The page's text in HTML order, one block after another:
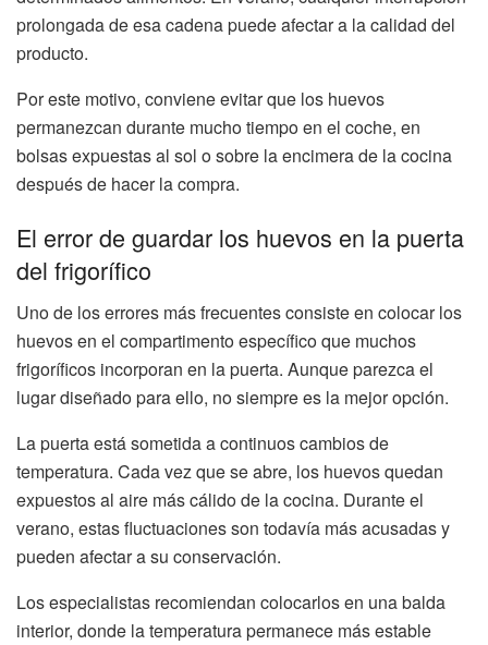
prolongada de esa cadena puede afectar a la calidad del
producto.
Por este motivo, conviene evitar que los huevos
permanezcan durante mucho tiempo en el coche, en
bolsas expuestas al sol o sobre la encimera de la cocina
después de hacer la compra.
El error de guardar los huevos en la puerta
del frigorífico
Uno de los errores más frecuentes consiste en colocar los
huevos en el compartimento específico que muchos
frigoríficos incorporan en la puerta. Aunque parezca el
lugar diseñado para ello, no siempre es la mejor opción.
La puerta está sometida a continuos cambios de
temperatura. Cada vez que se abre, los huevos quedan
expuestos al aire más cálido de la cocina. Durante el
verano, estas fluctuaciones son todavía más acusadas y
pueden afectar a su conservación.
Los especialistas recomiendan colocarlos en una balda
interior, donde la temperatura permanece más estable